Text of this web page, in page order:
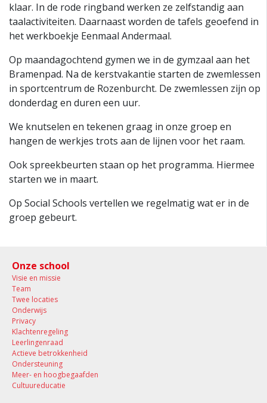
klaar. In de rode ringband werken ze zelfstandig aan
taalactiviteiten. Daarnaast worden de tafels geoefend in
het werkboekje Eenmaal Andermaal.
Op maandagochtend gymen we in de gymzaal aan het
Bramenpad. Na de kerstvakantie starten de zwemlessen
in sportcentrum de Rozenburcht. De zwemlessen zijn op
donderdag en duren een uur.
We knutselen en tekenen graag in onze groep en
hangen de werkjes trots aan de lijnen voor het raam.
Ook spreekbeurten staan op het programma. Hiermee
starten we in maart.
Op Social Schools vertellen we regelmatig wat er in de
groep gebeurt.
Onze school
Visie en missie
Team
Twee locaties
Onderwijs
Privacy
Klachtenregeling
Leerlingenraad
Actieve betrokkenheid
Ondersteuning
Meer- en hoogbegaafden
Cultuureducatie